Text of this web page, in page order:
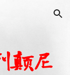
Skip to navigation
颠尼